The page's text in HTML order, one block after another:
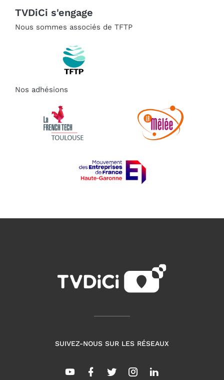
TVDiCi s'engage
Nous sommes associés de TFTP
Nos adhésions
SUIVEZ-NOUS SUR LES RÉSEAUX